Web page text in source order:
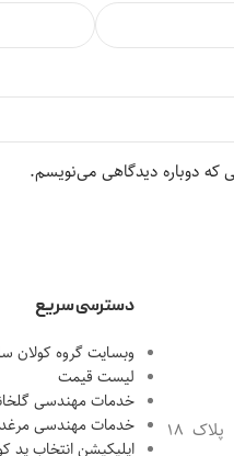
که دوباره دیدگاهی می‌نویسم.
البرز، کرج، مهرشهر، شهرک دریا، خیابان ساحل 1، پلاک 18
دسترسی سریع
وبسایت گروه کولان
لیست قیمت
خدمات مهندسی
خدمات مهندسی
اپلیکیشن انتخاب پد